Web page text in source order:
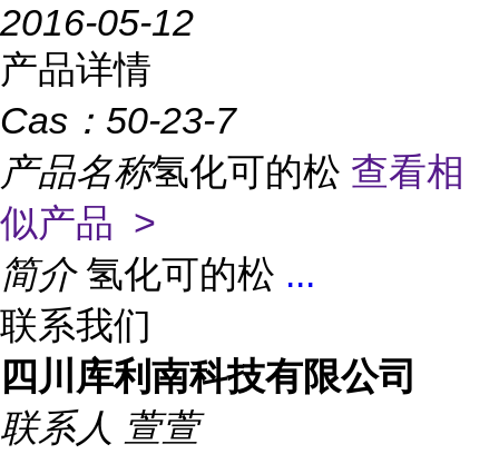
2016-05-12
产品详情
Cas： 50-23-7
产品名称氢化可的松 查看相
似产品 >
简介 氢化可的松 ...
联系我们
四川库利南科技有限公司
联系人 萱萱